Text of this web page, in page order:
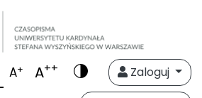
A+ A++
Zaloguj